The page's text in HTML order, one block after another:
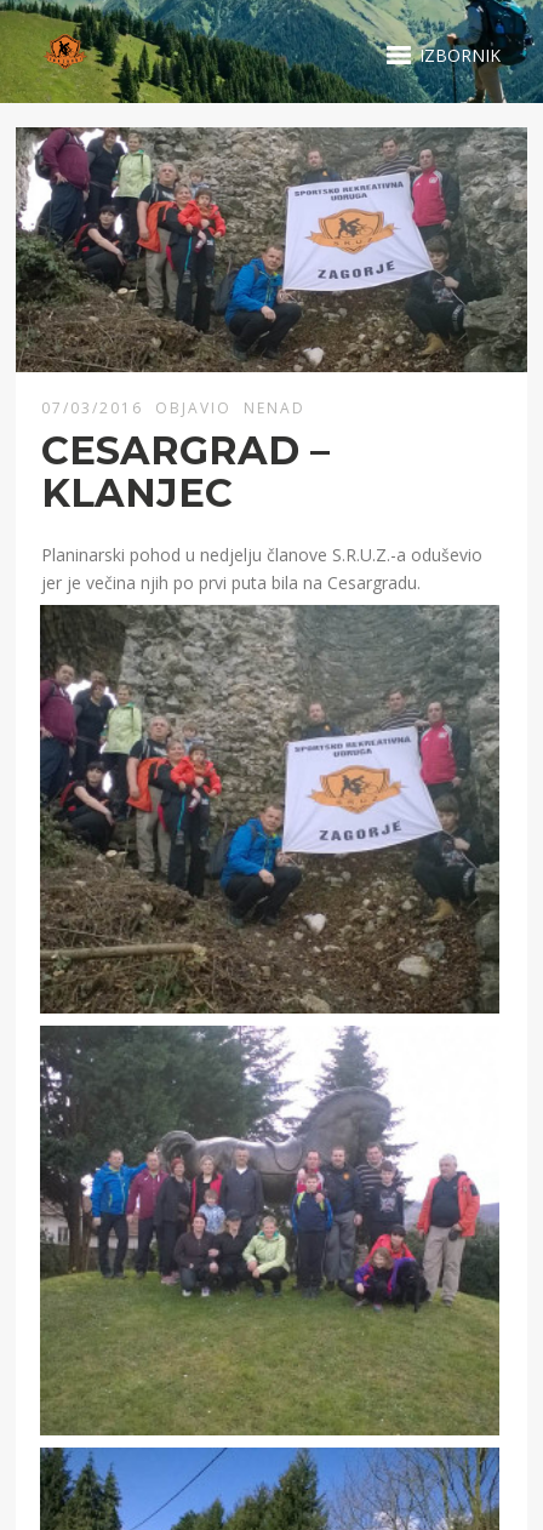
IZBORNIK
07/03/2016 OBJAVIO NENAD
CESARGRAD –
KLANJEC
Planinarski pohod u nedjelju članove S.R.U.Z.-a oduševio
jer je večina njih po prvi puta bila na Cesargradu.